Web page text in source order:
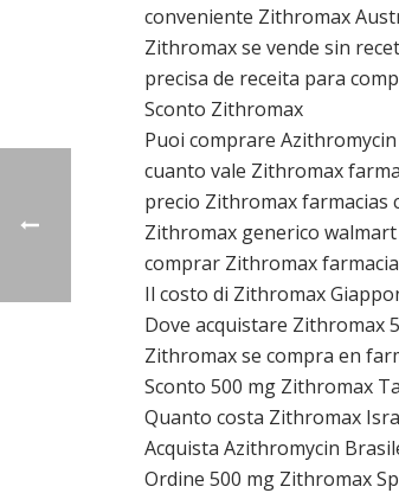
conveniente Zithromax
Zithromax se vende sin
precisa de receita para
Sconto Zithromax
Puoi comprare
cuanto vale Zithromax
precio Zithromax farmacias
Zithromax generico walmart
comprar Zithromax
Il costo di Zithromax
Dove acquistare Zithromax
Zithromax se compra en
Sconto 500 mg Zithromax
Quanto costa Zithromax
Acquista Azithromycin
Ordine 500 mg Zithromax